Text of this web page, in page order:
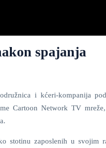
spajanja
i kćeri-kompanija
Cartoon Network TV
stotinu zaposlenih u svojim